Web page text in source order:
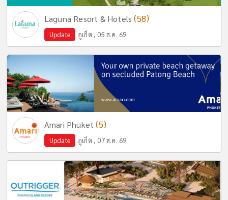
Laguna Resort & Hotels(58)
Update ภูเก็ต , 05 ส.ค. 69
Amari Phuket(5)
Update ภูเก็ต , 07 ส.ค. 69